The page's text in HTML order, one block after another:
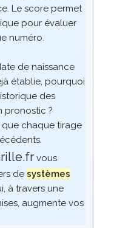
Le score permet
pour évaluer
numéro.
de naissance
établie, pourquoi
des
pronostic ?
que chaque tirage
vous
de systèmes
à travers une
augmente vos